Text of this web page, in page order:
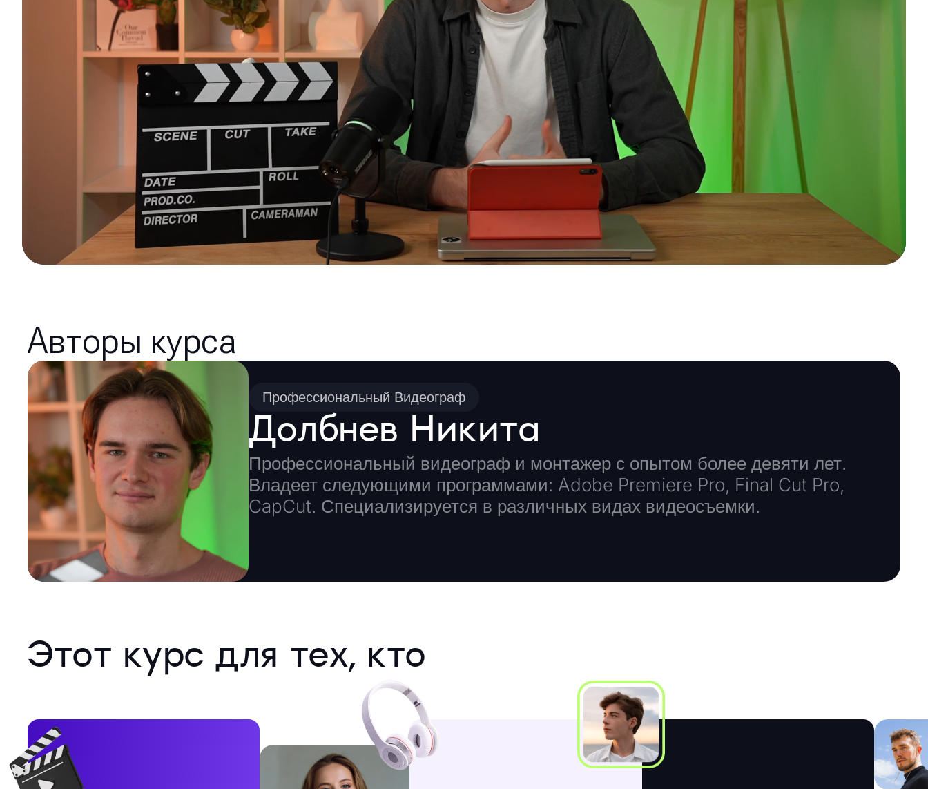
Авторы курса
Профессиональный Видеограф
Долбнев Никита
Профессиональный видеограф и монтажер с опытом более девяти лет.
Владеет следующими программами: Adobe Premiere Pro, Final Cut Pro,
CapCut. Специализируется в различных видах видеосъемки.
Этот курс для тех, кто